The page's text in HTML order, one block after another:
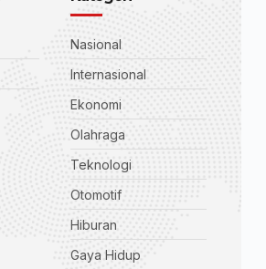
Nasional
Internasional
Ekonomi
Olahraga
Teknologi
Otomotif
Hiburan
Gaya Hidup